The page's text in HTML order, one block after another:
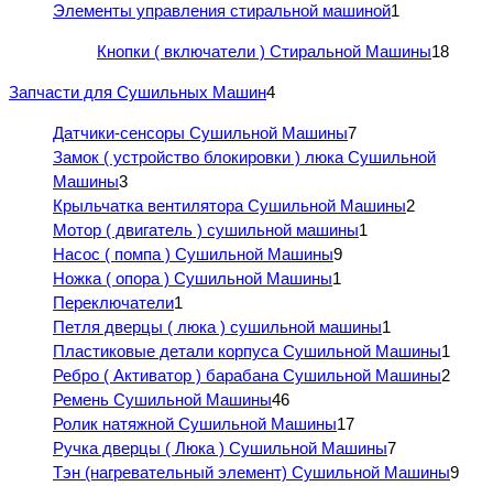
Элементы управления стиральной машиной1
Кнопки ( включатели ) Стиральной Машины18
Запчасти для Сушильных Машин4
Датчики-сенсоры Сушильной Машины7
Замок ( устройство блокировки ) люка Сушильной
Машины3
Крыльчатка вентилятора Сушильной Машины2
Мотор ( двигатель ) сушильной машины1
Насос ( помпа ) Сушильной Машины9
Ножка ( опора ) Сушильной Машины1
Переключатели1
Петля дверцы ( люка ) сушильной машины1
Пластиковые детали корпуса Сушильной Машины1
Ребро ( Активатор ) барабана Сушильной Машины2
Ремень Сушильной Машины46
Ролик натяжной Сушильной Машины17
Ручка дверцы ( Люка ) Сушильной Машины7
Тэн (нагревательный элемент) Сушильной Машины9